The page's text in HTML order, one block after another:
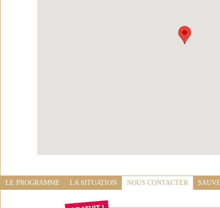
LE PROGRAMME LA SITUATION NOUS CONTACTER